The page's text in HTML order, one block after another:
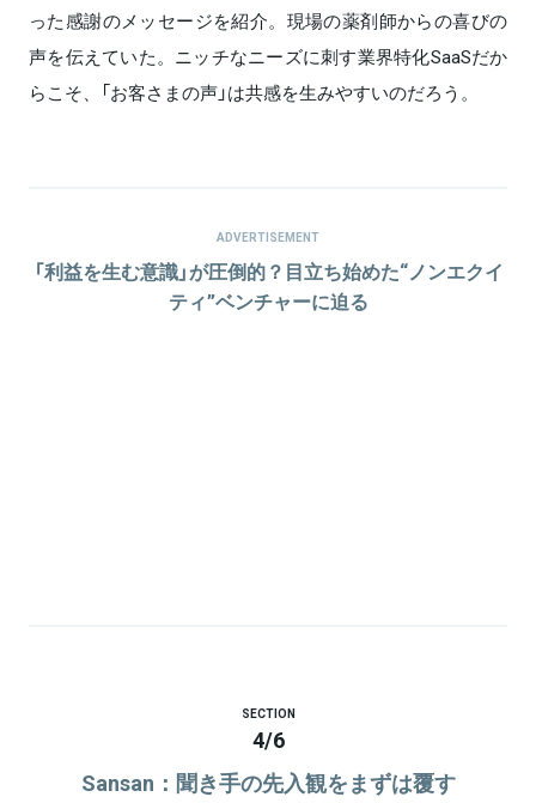
った感謝のメッセージを紹介。現場の薬剤師からの喜びの
声を伝えていた。ニッチなニーズに刺す業界特化SaaSだか
らこそ、「お客さまの声」は共感を生みやすいのだろう。
ADVERTISEMENT
「利益を生む意識」が圧倒的？目立ち始めた“ノンエクイ
ティ”ベンチャーに迫る
SECTION
4/6
Sansan：聞き手の先入観をまずは覆す